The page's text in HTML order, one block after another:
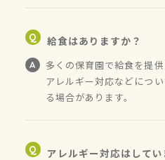
給食はありますか？
多くの保育園で給食を提供
アレルギー対応などにつ
る場合があります。
アレルギー対応はしてい